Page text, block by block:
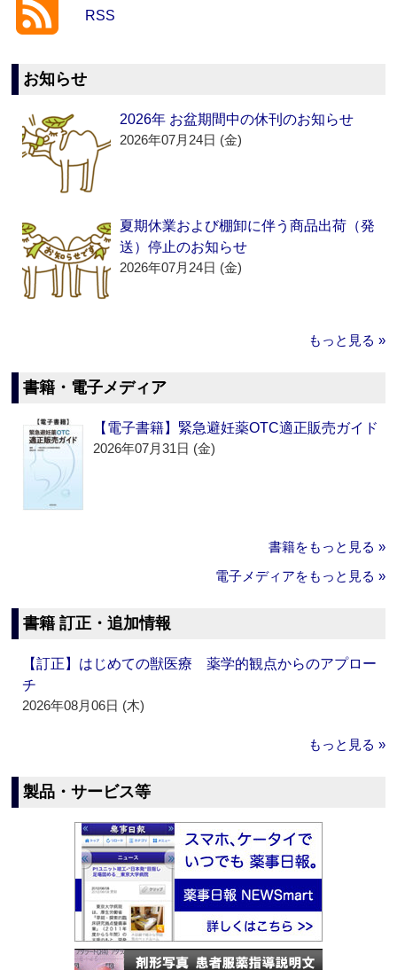
RSS
お知らせ
2026年 お盆期間中の休刊のお知らせ
2026年07月24日 (金)
夏期休業および棚卸に伴う商品出荷（発
送）停止のお知らせ
2026年07月24日 (金)
もっと見る »
書籍・電子メディア
【電子書籍】緊急避妊薬OTC適正販売ガイド
2026年07月31日 (金)
書籍をもっと見る »
電子メディアをもっと見る »
書籍 訂正・追加情報
【訂正】はじめての獣医療 薬学的観点からのアプロー
チ
2026年08月06日 (木)
もっと見る »
製品・サービス等